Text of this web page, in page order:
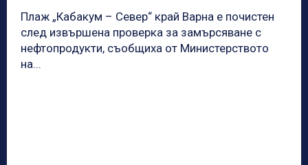
Плаж „Кабакум – Север“ край Варна е почистен
след извършена проверка за замърсяване с
нефтопродукти, съобщиха от Министерството
на...